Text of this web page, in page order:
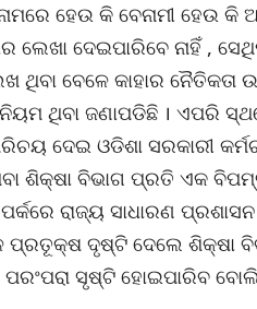
ହେଉ କି ବେନାମୀ ହେଉ କି
ଦେଇପାରିବେ ନାହିଁ ,
ଥିବା ବେଳେ କାହାର ନୈତିକତା
ଥିବା ଜଣାପଡିଛି । ଏପରି
ଦେଇ ଓଡିଶା ସରକାରୀ
ଶିକ୍ଷା ବିଭାଗ ପ୍ରତି ଏକ
ରାଜ୍ୟ ସାଧାରଣ
ପ୍ରତୂକ୍ଷ ଦୃଷ୍ଟି ଦେଲେ ଶିକ୍ଷା
ସୃଷ୍ଟି ହୋଇପାରିବ ବୋଲି